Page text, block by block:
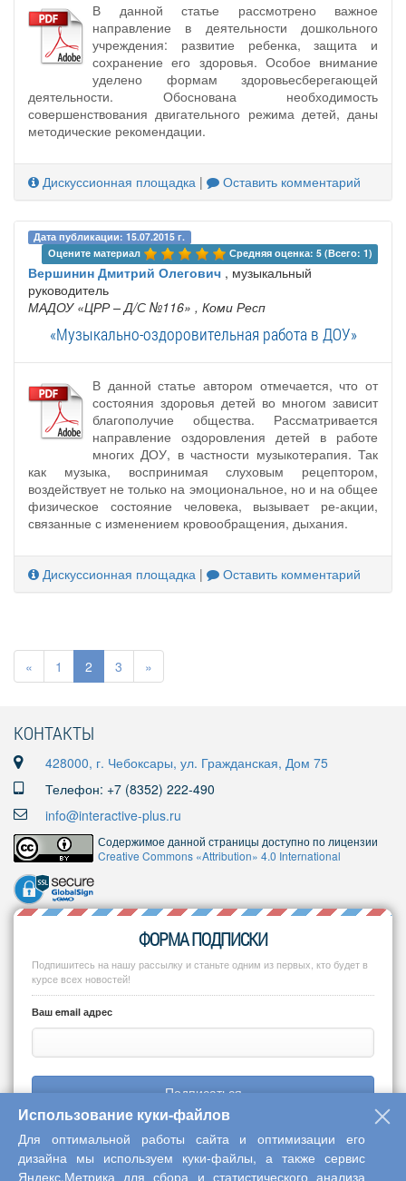
В данной статье рассмотрено важное
направление в деятельности дошкольного
учреждения: развитие ребенка, защита и
сохранение его здоровья. Особое внимание
уделено формам здоровьесберегающей
деятельности. Обоснована необходимость
совершенствования двигательного режима детей, даны
методические рекомендации.
Дискуссионная площадка | Оставить комментарий
Дата публикации: 15.07.2015 г.
Оцените материал
Средняя оценка: 5 (Всего: 1)
Вершинин Дмитрий Олегович , музыкальный
руководитель
МАДОУ «ЦРР – Д/С №116» , Коми Респ
«Музыкально-оздоровительная работа в ДОУ»
В данной статье автором отмечается, что от
состояния здоровья детей во многом зависит
благополучие общества. Рассматривается
направление оздоровления детей в работе
многих ДОУ, в частности музыкотерапия. Так
как музыка, воспринимая слуховым рецептором,
воздействует не только на эмоциональное, но и на общее
физическое состояние человека, вызывает ре-акции,
связанные с изменением кровообращения, дыхания.
Дискуссионная площадка | Оставить комментарий
« 1 2 3 »
КОНТАКТЫ
428000, г. Чебоксары, ул. Гражданская, Дом 75
Телефон: +7 (8352) 222-490
info@interactive-plus.ru
Содержимое данной страницы доступно по лицензии
Creative Commons «Attribution» 4.0 International
ФОРМА ПОДПИСКИ
Подпишитесь на нашу рассылку и станьте одним из первых, кто будет в
курсе всех новостей!
Ваш email адрес
Подписаться
Copyright © 2013-2026 Центр научного сотрудничества «Интерактив
Использование куки-файлов
Для оптимальной работы сайта и оптимизации его
дизайна мы используем куки-файлы, а также сервис
Яндекс.Метрика для сбора и статистического анализа